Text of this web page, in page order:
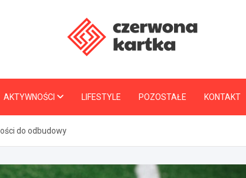
CzerwonaKartka.pl
AKTYWNOŚCI LIFESTYLE POZOSTAŁE KONTAKT
do odbudowy